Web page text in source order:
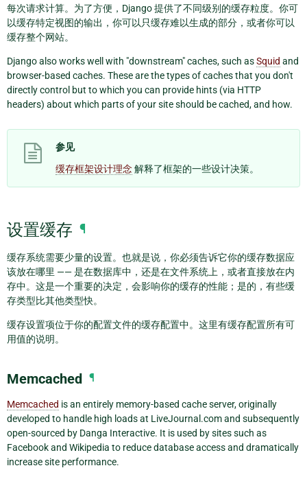
每次请求计算。为了方便，Django 提供了不同级别的缓存粒度。你可
以缓存特定视图的输出，你可以只缓存难以生成的部分，或者你可以
缓存整个网站。
Django also works well with "downstream" caches, such asSquid and
browser-based caches. These are the types of caches that you don't
directly control but to which you can provide hints (via HTTP
headers) about which parts of your site should be cached, and how.
参见
缓存框架设计理念 解释了框架的一些设计决策。
设置缓存 ¶
缓存系统需要少量的设置。也就是说，你必须告诉它你的缓存数据应
该放在哪里 —— 是在数据库中，还是在文件系统上，或者直接放在内
存中。这是一个重要的决定，会影响你的缓存的性能；是的，有些缓
存类型比其他类型快。
缓存设置项位于你的配置文件的缓存配置中。这里有缓存配置所有可
用值的说明。
Memcached ¶
Memcached is an entirely memory-based cache server, originally
developed to handle high loads at LiveJournal.com and subsequently
open-sourced by Danga Interactive. It is used by sites such as
Facebook and Wikipedia to reduce database access and dramatically
increase site performance.